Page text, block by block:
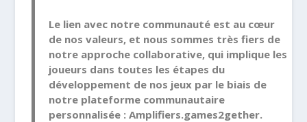
Le lien avec notre communauté est au cœur
de nos valeurs, et nous sommes très fiers de
notre approche collaborative, qui implique les
joueurs dans toutes les étapes du
développement de nos jeux par le biais de
notre plateforme communautaire
personnalisée : Amplifiers.games2gether.